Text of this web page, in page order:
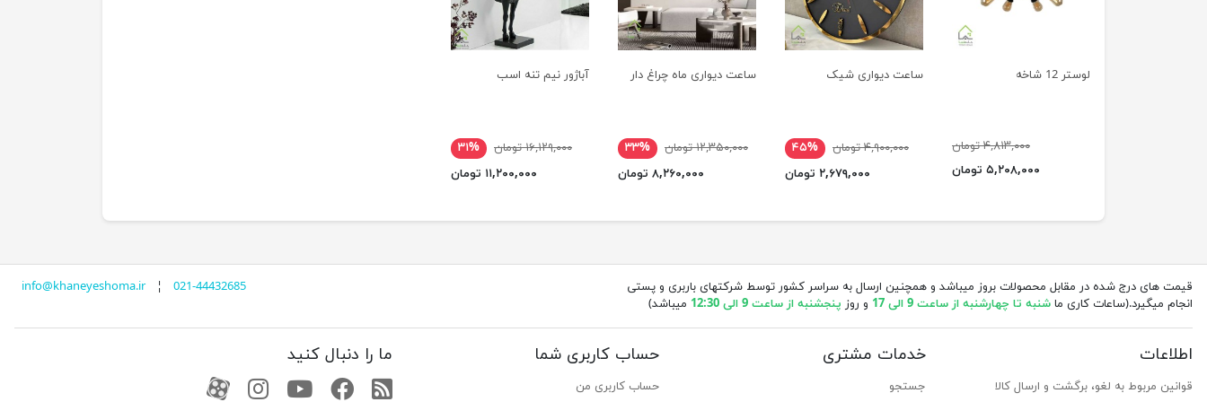
لوستر 12 شاخه
۴,۸۱۳,۰۰۰ تومان
۵,۲۰۸,۰۰۰ تومان
ساعت دیواری شیک
۴,۹۰۰,۰۰۰ تومان
۴۵%
۲,۶۷۹,۰۰۰ تومان
ساعت دیواری ماه چراغ دار
۱۲,۳۵۰,۰۰۰ تومان
۳۳%
۸,۲۶۰,۰۰۰ تومان
آباژور نیم تنه اسب
۱۶,۱۲۹,۰۰۰ تومان
۳۱%
۱۱,۲۰۰,۰۰۰ تومان
قیمت های درج شده در مقابل محصولات بروز میباشد و همچنین ارسال به سراسر کشور توسط شرکتهای باربری و پستی
انجام میگیرد.(ساعات کاری ما شنبه تا چهارشنبه از ساعت 9 الی 17 و روز پنجشنبه از ساعت 9 الی 12:30 میباشد)
info@khaneyeshoma.ir¦ 021-44432685
اطلاعات
قوانین مربوط به لغو، برگشت و ارسال کالا
خدمات مشتری
جستجو
حساب کاربری شما
حساب کاربری من
ما را دنبال کنید
RSS فیسبوکیوتیوبکانال آپارات
کانال آپارات